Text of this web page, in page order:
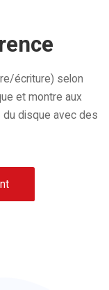
écriture) selon
et montre aux
disque avec des